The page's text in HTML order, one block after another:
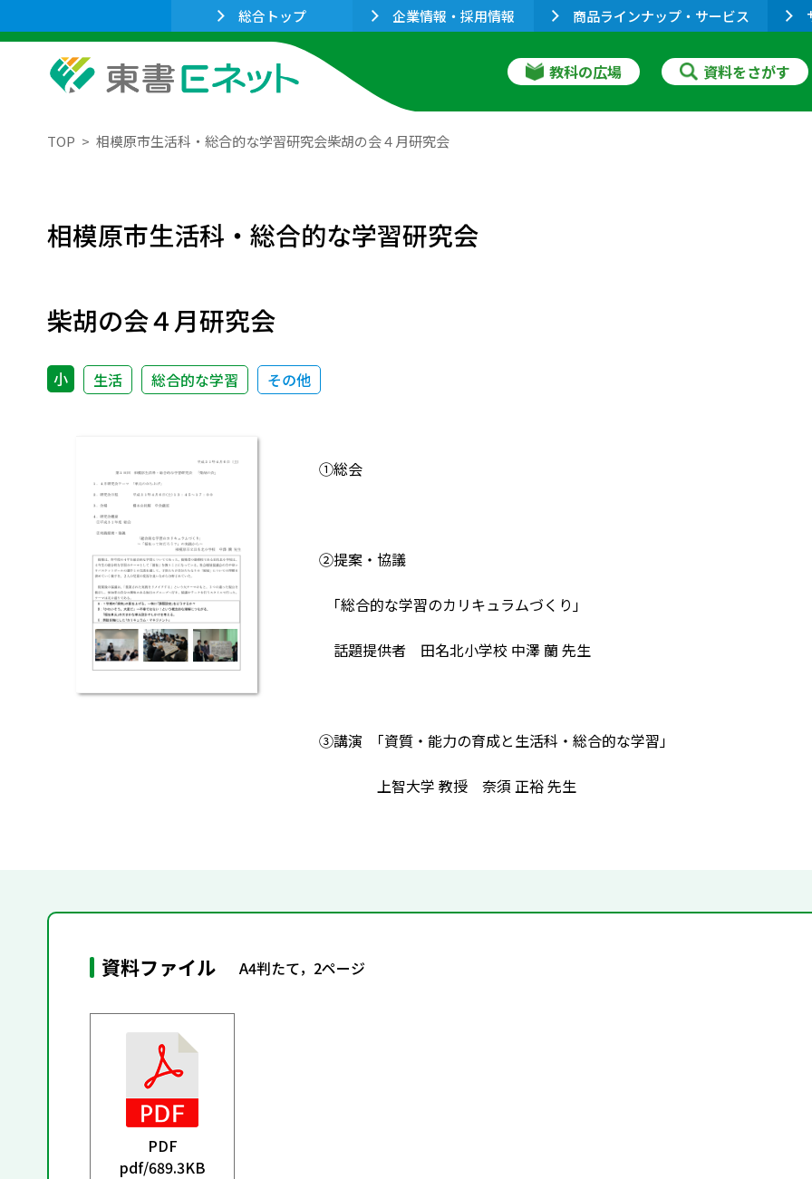
総合トップ 企業情報・採用情報 商品ラインナップ・サービス
教科の広場 資料をさがす
TOP 相模原市生活科・総合的な学習研究会柴胡の会４月研究会
相模原市生活科・総合的な学習研究会
柴胡の会４月研究会
小 生活 総合的な学習 その他
①総会
②提案・協議
｢総合的な学習のカリキュラムづくり｣
話題提供者 田名北小学校 中澤 蘭 先生
③講演 ｢資質・能力の育成と生活科・総合的な学習｣
上智大学 教授 奈須 正裕 先生
資料ファイル A4判たて，2ページ
PDF
pdf/689.3KB